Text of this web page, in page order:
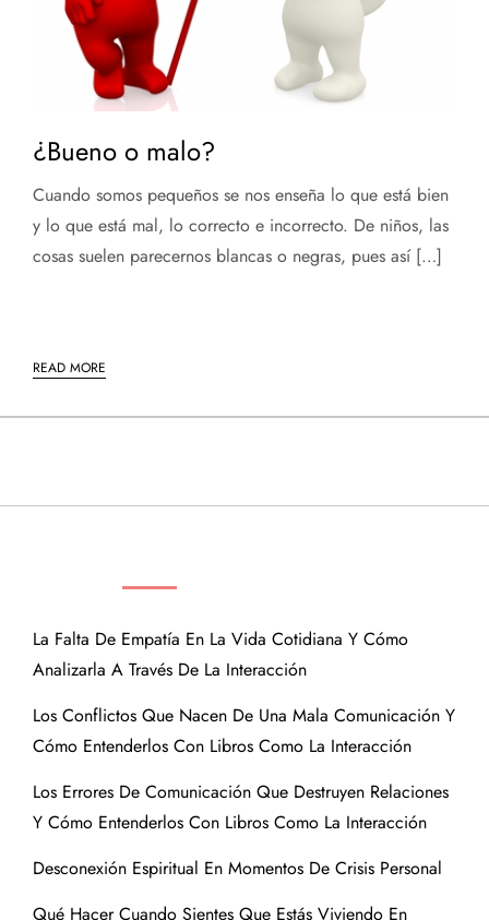
¿Bueno o malo?
Cuando somos pequeños se nos enseña lo que está bien
y lo que está mal, lo correcto e incorrecto. De niños, las
cosas suelen parecernos blancas o negras, pues así […]
READ MORE
La Falta De Empatía En La Vida Cotidiana Y Cómo
Analizarla A Través De La Interacción
Los Conflictos Que Nacen De Una Mala Comunicación Y
Cómo Entenderlos Con Libros Como La Interacción
Los Errores De Comunicación Que Destruyen Relaciones
Y Cómo Entenderlos Con Libros Como La Interacción
Desconexión Espiritual En Momentos De Crisis Personal
Qué Hacer Cuando Sientes Que Estás Viviendo En